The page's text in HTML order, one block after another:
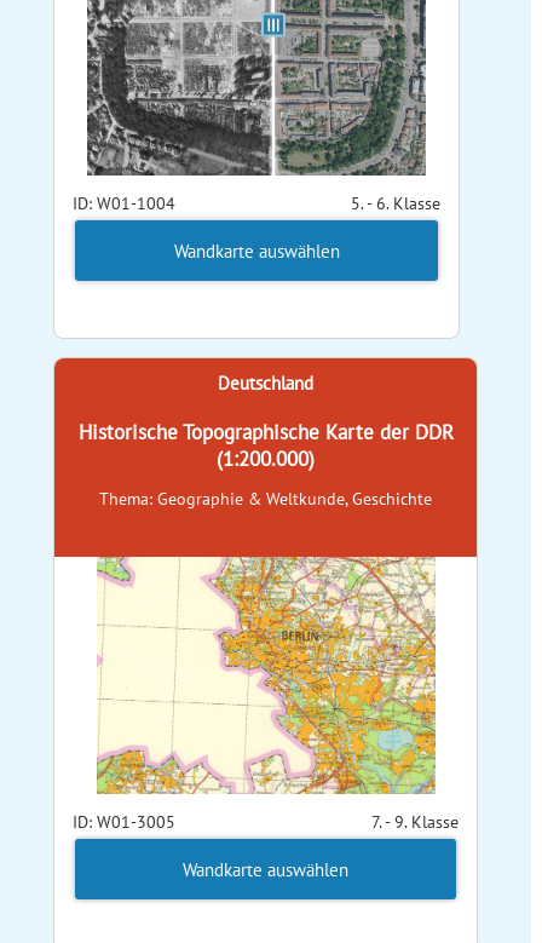
ID: W01-1004 5. - 6. Klasse
Wandkarte auswählen
Deutschland
Historische Topographische Karte der DDR
(1:200.000)
Thema: Geographie & Weltkunde, Geschichte
ID: W01-3005 7. - 9. Klasse
Wandkarte auswählen